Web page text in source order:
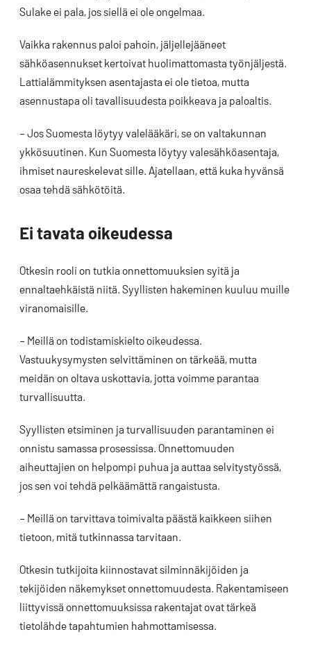
Sulake ei pala, jos siellä ei ole ongelmaa.
Vaikka rakennus paloi pahoin, jäljellejääneet
sähköasennukset kertoivat huolimattomasta työnjäljestä.
Lattialämmityksen asentajasta ei ole tietoa, mutta
asennustapa oli tavallisuudesta poikkeava ja paloaltis.
– Jos Suomesta löytyy valelääkäri, se on valtakunnan
ykkösuutinen. Kun Suomesta löytyy valesähköasentaja,
ihmiset naureskelevat sille. Ajatellaan, että kuka hyvänsä
osaa tehdä sähkötöitä.
Ei tavata oikeudessa
Otkesin rooli on tutkia onnettomuuksien syitä ja
ennaltaehkäistä niitä. Syyllisten hakeminen kuuluu muille
viranomaisille.
– Meillä on todistamiskielto oikeudessa.
Vastuukysymysten selvittäminen on tärkeää, mutta
meidän on oltava uskottavia, jotta voimme parantaa
turvallisuutta.
Syyllisten etsiminen ja turvallisuuden parantaminen ei
onnistu samassa prosessissa. Onnettomuuden
aiheuttajien on helpompi puhua ja auttaa selvitystyössä,
jos sen voi tehdä pelkäämättä rangaistusta.
– Meillä on tarvittava toimivalta päästä kaikkeen siihen
tietoon, mitä tutkinnassa tarvitaan.
Otkesin tutkijoita kiinnostavat silminnäkijöiden ja
tekijöiden näkemykset onnettomuudesta. Rakentamiseen
liittyvissä onnettomuuksissa rakentajat ovat tärkeä
tietolähde tapahtumien hahmottamisessa.